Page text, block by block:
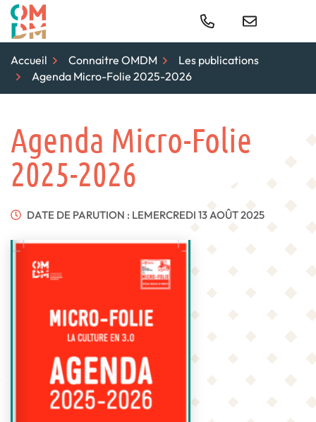
Gestion des traceurs
Aller
contenu
Accueil Connaitre OMDM
Les publications
Agenda Micro-Folie 2025-2026
Agenda Micro-Folie
2025-2026
DATE DE PARUTION : LEMERCREDI 13 AOÛT 2025